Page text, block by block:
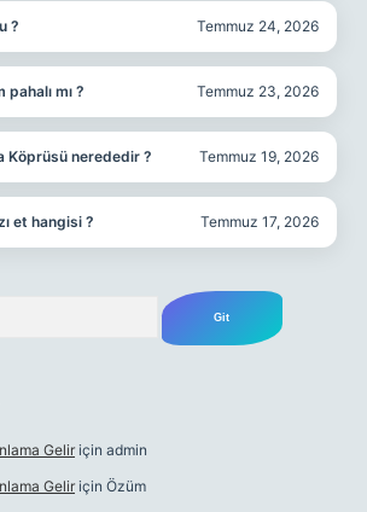
? Temmuz 24, 2026
mı ? Temmuz 23, 2026
Köprüsü nerededir ? Temmuz 19, 2026
et hangisi ? Temmuz 17, 2026
Gelir için admin
Gelir için Özüm